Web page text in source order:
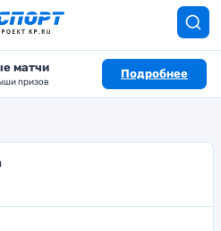
матчи
призов
Подробнее